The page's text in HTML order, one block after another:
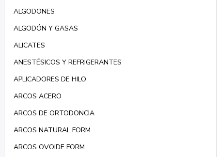
ALGODONES
ALGODÓN Y GASAS
ALICATES
ANESTÉSICOS Y REFRIGERANTES
APLICADORES DE HILO
ARCOS ACERO
ARCOS DE ORTODONCIA
ARCOS NATURAL FORM
ARCOS OVOIDE FORM